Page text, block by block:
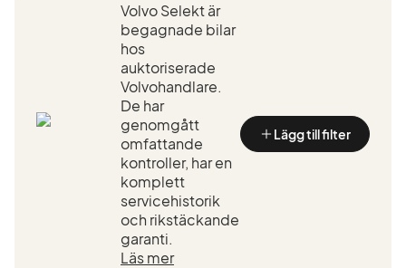
+50
km
(Plats)
(Tillverkare)
Volvo Selekt är
begagnade bilar
hos
auktoriserade
Volvohandlare.
De har
genomgått
omfattande
kontroller, har en
komplett
servicehistorik
och rikstäckande
garanti.
Läs mer
Lägg till filter